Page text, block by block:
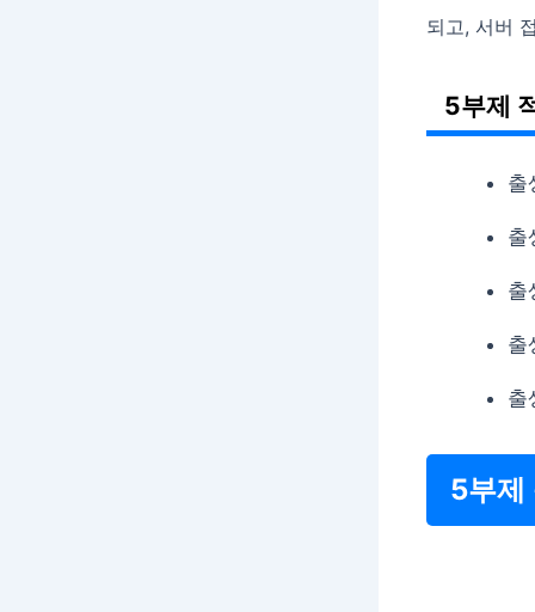
되고, 서버
5부제
출
출
출
출
출
5부제